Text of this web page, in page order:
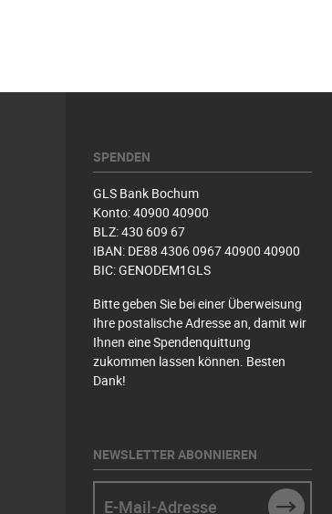
SPENDEN
GLS Bank Bochum
Konto: 40900 40900
BLZ: 430 609 67
IBAN: DE88 4306 0967 40900 40900
BIC: GENODEM1GLS
Bitte geben Sie bei einer Überweisung
Ihre postalische Adresse an, damit wir
Ihnen eine Spendenquittung
zukommen lassen können. Besten
Dank!
NEWSLETTER ABONNIEREN